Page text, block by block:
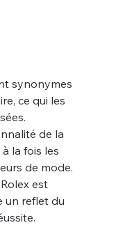
synonymes
ce qui les
de la
la fois les
de mode.
est
un reflet du